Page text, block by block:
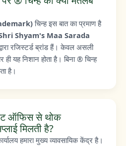
चिन्ह इस बात का प्रमाण है
Shyam's Maa Sarada
रजिस्टर्ड ब्रांड हैं। केवल असली
ही यह निशान होता है। बिना ® चिन्ह
है।
ऑफिस से थोक
मिलती है?
हमारा मुख्य व्यावसायिक केंद्र है।